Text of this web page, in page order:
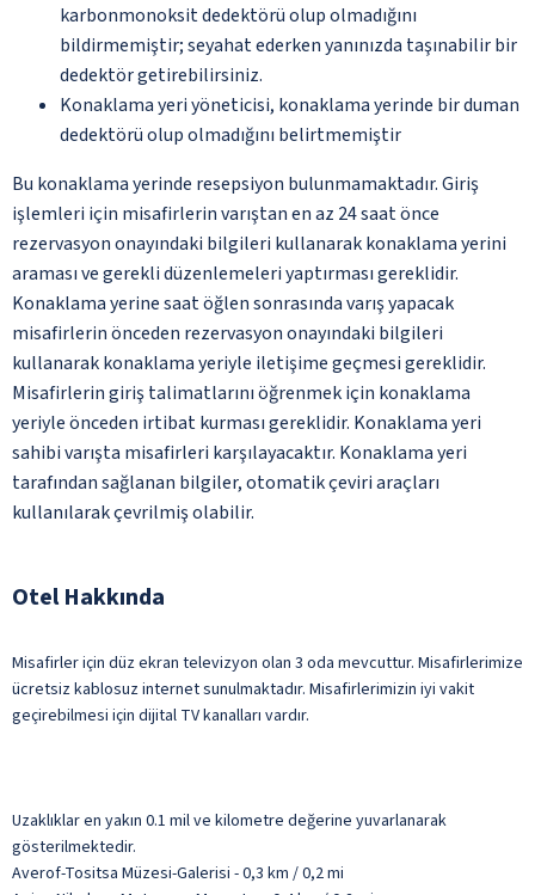
karbonmonoksit dedektörü olup olmadığını
bildirmemiştir; seyahat ederken yanınızda taşınabilir bir
dedektör getirebilirsiniz.
Konaklama yeri yöneticisi, konaklama yerinde bir duman
dedektörü olup olmadığını belirtmemiştir
Bu konaklama yerinde resepsiyon bulunmamaktadır. Giriş
işlemleri için misafirlerin varıştan en az 24 saat önce
rezervasyon onayındaki bilgileri kullanarak konaklama yerini
araması ve gerekli düzenlemeleri yaptırması gereklidir.
Konaklama yerine saat öğlen sonrasında varış yapacak
misafirlerin önceden rezervasyon onayındaki bilgileri
kullanarak konaklama yeriyle iletişime geçmesi gereklidir.
Misafirlerin giriş talimatlarını öğrenmek için konaklama
yeriyle önceden irtibat kurması gereklidir. Konaklama yeri
sahibi varışta misafirleri karşılayacaktır. Konaklama yeri
tarafından sağlanan bilgiler, otomatik çeviri araçları
kullanılarak çevrilmiş olabilir.
Otel Hakkında
Misafirler için düz ekran televizyon olan 3 oda mevcuttur. Misafirlerimize
ücretsiz kablosuz internet sunulmaktadır. Misafirlerimizin iyi vakit
geçirebilmesi için dijital TV kanalları vardır.
Uzaklıklar en yakın 0.1 mil ve kilometre değerine yuvarlanarak
gösterilmektedir.
Averof-Tositsa Müzesi-Galerisi - 0,3 km / 0,2 mi